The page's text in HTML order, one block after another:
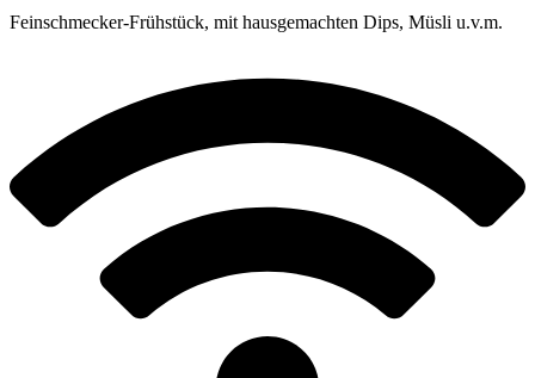
Feinschmecker-Frühstück, mit hausgemachten Dips, Müsli u.v.m.